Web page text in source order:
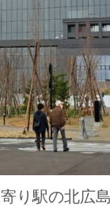
り駅の北広